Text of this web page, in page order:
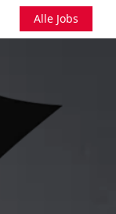
Alle Jobs